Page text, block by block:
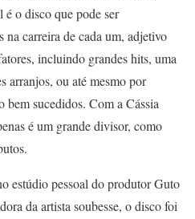
é o disco que pode ser
na carreira de cada um, adjetivo
incluindo grandes hits, uma
arranjos, ou até mesmo por
bem sucedidos. Com a Cássia
é um grande divisor, como
estúdio pessoal do produtor Guto
da artista soubesse, o disco foi